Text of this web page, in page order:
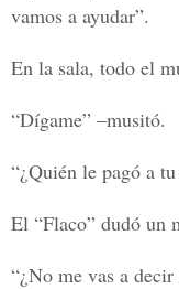
vamos a ayudar”.
En la sala, todo el
“Dígame” –musitó.
“¿Quién le pagó a
El “Flaco” dudó un
“¿No me vas a decir